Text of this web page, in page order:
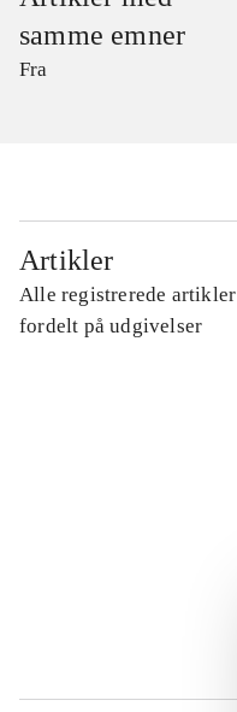
samme emner
Fra
Artikler
Alle registrerede artikler
fordelt på udgivelser